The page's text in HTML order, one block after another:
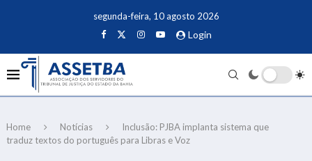
segunda-feira, 10 agosto 2026
Login
Home Notícias
Inclusão: PJBA implanta sistema que
traduz textos do português para Libras e Voz